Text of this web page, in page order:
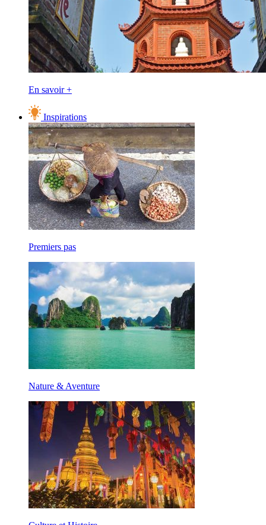
En savoir +
Inspirations
Premiers pas
Nature & Aventure